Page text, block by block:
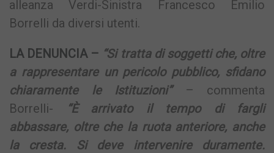
alleanza Verdi-Sinistra Francesco Emilio
Borrelli da diversi utenti.
LA DENUNCIA – “Si tratta di soggetti che, oltre
a rappresentare un pericolo pubblico, sfidano
chiaramente le Istituzioni”– commenta
Borrelli-
“È arrivato il tempo di fargli
abbassare, oltre che la ruota anteriore, anche
la cresta. Si deve intervenire duramente.